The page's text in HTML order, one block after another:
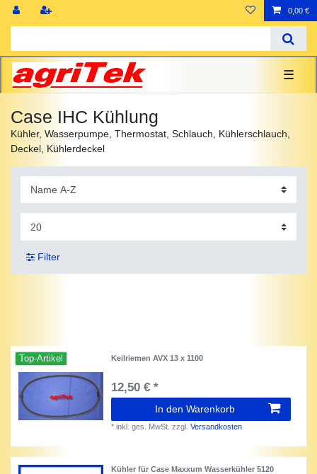
0,00 €
☰
Case IHC Kühlung
Kühler, Wasserpumpe, Thermostat, Schlauch, Kühlerschlauch,
Deckel, Kühlerdeckel
Filter
Top-Artikel Keilriemen AVX 13 x 1100
12,50 € *
In den Warenkorb
*inkl. ges. MwSt. zzgl.Versandkosten
Kühler für Case Maxxum Wasserkühler 5120